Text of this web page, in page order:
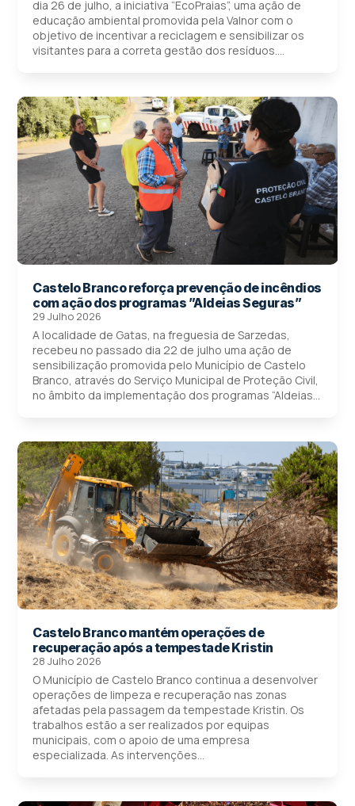
dia 26 de julho, a iniciativa “EcoPraias”, uma ação de
educação ambiental promovida pela Valnor com o
objetivo de incentivar a reciclagem e sensibilizar os
visitantes para a correta gestão dos resíduos....
Castelo Branco reforça prevenção de incêndios
com ação dos programas ”Aldeias Seguras”
29 Julho 2026
A localidade de Gatas, na freguesia de Sarzedas,
recebeu no passado dia 22 de julho uma ação de
sensibilização promovida pelo Município de Castelo
Branco, através do Serviço Municipal de Proteção Civil,
no âmbito da implementação dos programas “Aldeias...
Castelo Branco mantém operações de
recuperação após a tempestade Kristin
28 Julho 2026
O Município de Castelo Branco continua a desenvolver
operações de limpeza e recuperação nas zonas
afetadas pela passagem da tempestade Kristin. Os
trabalhos estão a ser realizados por equipas
municipais, com o apoio de uma empresa
especializada. As intervenções...